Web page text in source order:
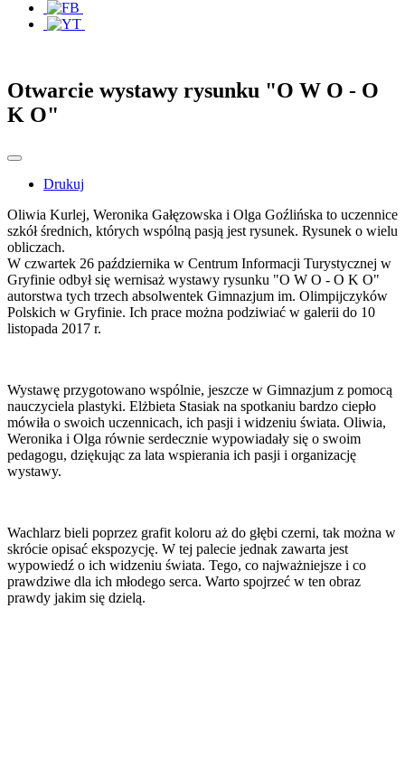
Otwarcie wystawy rysunku "O W O - O
K O"
Drukuj
Oliwia Kurlej, Weronika Gałęzowska i Olga Goźlińska to uczennice
szkół średnich, których wspólną pasją jest rysunek. Rysunek o wielu
obliczach.
W czwartek 26 października w Centrum Informacji Turystycznej w
Gryfinie odbył się wernisaż wystawy rysunku "O W O - O K O"
autorstwa tych trzech absolwentek Gimnazjum im. Olimpijczyków
Polskich w Gryfinie. Ich prace można podziwiać w galerii do 10
listopada 2017 r.
Wystawę przygotowano wspólnie, jeszcze w Gimnazjum z pomocą
nauczyciela plastyki. Elżbieta Stasiak na spotkaniu bardzo ciepło
mówiła o swoich uczennicach, ich pasji i widzeniu świata. Oliwia,
Weronika i Olga równie serdecznie wypowiadały się o swoim
pedagogu, dziękując za lata wspierania ich pasji i organizację
wystawy.
Wachlarz bieli poprzez grafit koloru aż do głębi czerni, tak można w
skrócie opisać ekspozycję. W tej palecie jednak zawarta jest
wypowiedź o ich widzeniu świata. Tego, co najważniejsze i co
prawdziwe dla ich młodego serca. Warto spojrzeć w ten obraz
prawdy jakim się dzielą.